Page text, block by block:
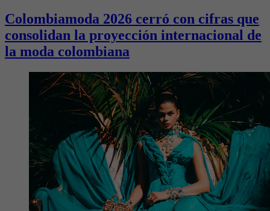
Colombiamoda 2026 cerró con cifras que
consolidan la proyección internacional de
la moda colombiana